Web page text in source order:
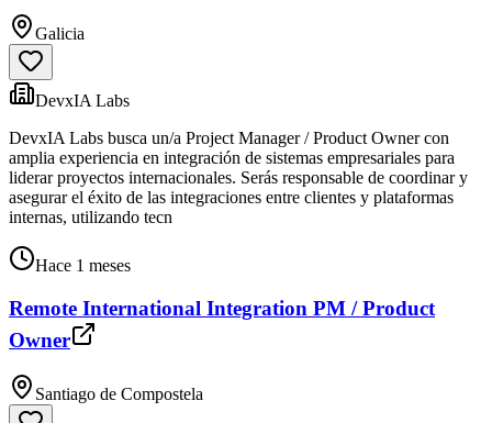
Galicia
DevxIA Labs
DevxIA Labs busca un/a Project Manager / Product Owner con
amplia experiencia en integración de sistemas empresariales para
liderar proyectos internacionales. Serás responsable de coordinar y
asegurar el éxito de las integraciones entre clientes y plataformas
internas, utilizando tecn
Hace 1 meses
Remote International Integration PM / Product
Owner
Santiago de Compostela